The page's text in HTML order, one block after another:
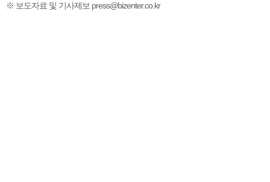
※ 보도자료 및 기사제보 press@bizenter.co.kr